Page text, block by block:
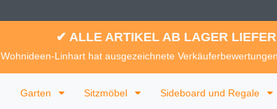
✔ ALLE ARTIKEL AB LAGER
Wohnideen-Linhart hat ausgezeichnete
Garten Sitzmöbel Sideboard und Regale